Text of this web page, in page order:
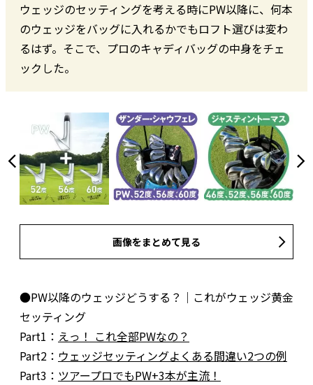
ウェッジのセッティングを考える時にPW以降に、何本
のウェッジをバッグに入れるかでもロフト選びは変わ
るはず。そこで、プロのキャディバッグの中身をチェ
ックした。
画像をまとめて見る
●PW以降のウェッジどうする？｜これがウェッジ黄金
セッティング
Part1： えっ！ これ全部PWなの？
Part2： ウェッジセッティングよくある間違い2つの例
Part3： ツアープロでもPW+3本が主流！